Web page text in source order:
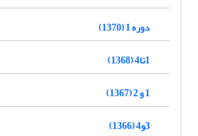
دوره 1 (1370)
1تا4 (1368)
1 و 2 (1367)
3و4 (1366)